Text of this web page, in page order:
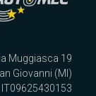
Muggiasca 19
Giovanni (MI)
IT09625430153